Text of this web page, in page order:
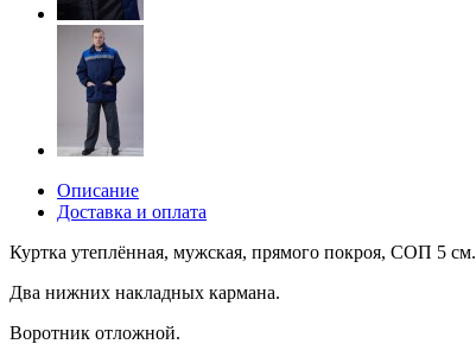
Описание
Доставка и оплата
Куртка утеплённая, мужская, прямого покроя, СОП 5 см.
Два нижних накладных кармана.
Воротник отложной.